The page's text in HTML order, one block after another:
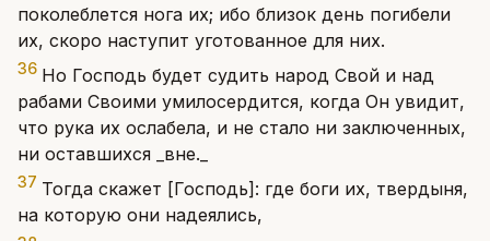
поколеблется нога их; ибо близок день погибели
их, скоро наступит уготованное для них.
36 Но Господь будет судить народ Свой и над
рабами Своими умилосердится, когда Он увидит,
что рука их ослабела, и не стало ни заключенных,
ни оставшихся _вне._
37 Тогда скажет [Господь]: где боги их, твердыня,
на которую они надеялись,